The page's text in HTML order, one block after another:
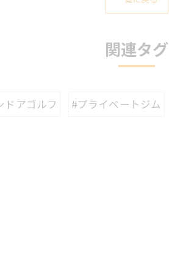
関連タグ
ドアゴルフ #プライベートジム